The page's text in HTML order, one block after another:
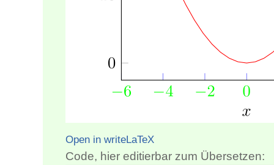
Open in writeLaTeX
Code, hier editierbar zum Übersetzen: